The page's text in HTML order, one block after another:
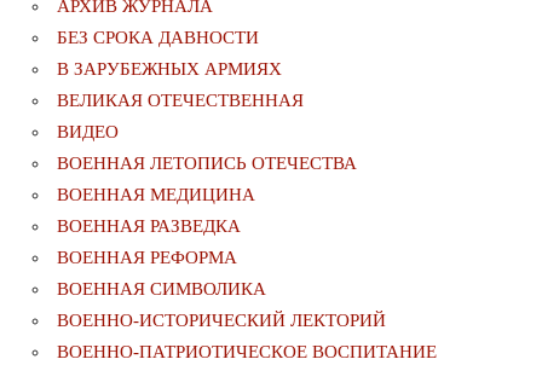
АРХИВ ЖУРНАЛА
БЕЗ СРОКА ДАВНОСТИ
В ЗАРУБЕЖНЫХ АРМИЯХ
ВЕЛИКАЯ ОТЕЧЕСТВЕННАЯ
ВИДЕО
ВОЕННАЯ ЛЕТОПИСЬ ОТЕЧЕСТВА
ВОЕННАЯ МЕДИЦИНА
ВОЕННАЯ РАЗВЕДКА
ВОЕННАЯ РЕФОРМА
ВОЕННАЯ СИМВОЛИКА
ВОЕННО-ИСТОРИЧЕСКИЙ ЛЕКТОРИЙ
ВОЕННО-ПАТРИОТИЧЕСКОЕ ВОСПИТАНИЕ